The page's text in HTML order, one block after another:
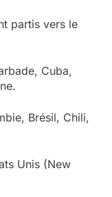
partis vers le
Cuba,
Brésil, Chili,
Unis (New